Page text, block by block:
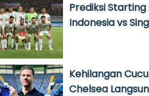
Prediksi Starting
Indonesia vs
Kehilangan
Chelsea